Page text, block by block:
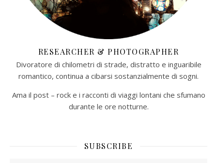
RESEARCHER & PHOTOGRAPHER
Divoratore di chilometri di strade, distratto e inguaribile
romantico, continua a cibarsi sostanzialmente di sogni.
Ama il post – rock e i racconti di viaggi lontani che sfumano
durante le ore notturne.​
SUBSCRIBE